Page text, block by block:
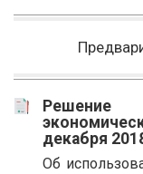
Решение
декабря
Об